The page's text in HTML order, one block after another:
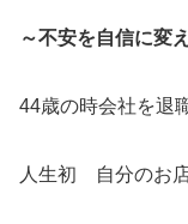
～不安を自信に変
44歳の時会社を退
人生初 自分のお